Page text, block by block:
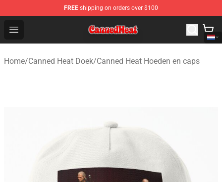
FREE shipping on orders over $100
Open menu
Canned Heat Store - Official Canned Heat Merchandise
Home/Canned Heat Doek/Canned Heat Hoeden en caps